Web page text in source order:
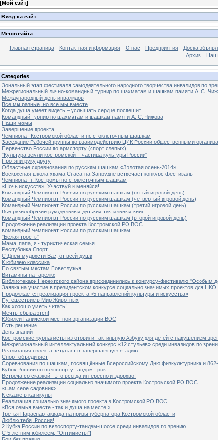
[Мой сайт]
Вход на сайт
Меню сайта
Главная страница Контактная информация О нас Предприятия
Доска
Архив
Categories
Зональный этап фестиваля самодеятельного народного творчества инвалидов по
Межрегиональный лично-командный турнир по шахматам и шашкам памяти А. С.
Международный день инвалидов
Все мы разные, но все мы вместе
Когда душа умеет видеть – услышать сердце поспешит
Командный турнир по шахматам и шашкам памяти А. С. Чижова
Наши мамы
Завершение проекта
Чемпионат Костромской области по стоклеточным шашкам
Заседание Рабочей группы по взаимодействию ЦИК России общественными
Первенство России по армспорту (спорт слепых)
"Культура земли костромской – частица культуры России"
Протяни руку другу
Областные соревнования по русским шашкам «Золотая осень-2014»
Воскресная школа храма Спаса-на-Запрудне встречает конкурс-фестиваль
Чемпионат г. Костромы по стоклеточным шашкам
«Ночь искусств». Участвуй и меняйся!
Командный Чемпионат России по русским шашкам (пятый игровой день)
Командный Чемпионат России по русским шашкам (четвёртый игровой день)
Командный Чемпионат России по русским шашкам (третий игровой день)
Всё разнообразие рукодельных детских тактильных книг
Командный Чемпионат России по русским шашкам (второй игровой день)
Продолжение реализации проекта Костромской РО ВОС
Командный Чемпионат России по русским шашкам
"Белая трость"
Мама, папа, я - туристическая семья
Республика Спорт
С Днём мудрости Вас, от всей души
К юбилею классика
По святым местам Поветлужья
Витамины на тарелке
Библиотекари Нерехтского района присоединились к конкурсу-фестивалю "Особым
Заявка на участие в президентском конкурсе социально значимых проектов для НКО
Продолжается реализация проекта «5 направлений культуры и искусства»
Путешествие в Мир Животных
Как хорошо уметь читать!
Мечты сбываются!
Юбилей Галичской местной организации ВОС
Есть решение
День знаний
Костромские журналисты изготовили тактильную Азбуку для детей с нарушением
Межрегиональный интеллектуальный конкурс «12 стульев» среди инвалидов по
Реализация проекта вступает в завершающую стадию
Спорт объединяет
Соревнования по шашкам, посвящённые Всероссийскому Дню физкультурника и
Кубок России по велоспорту-тандем-трек
Встреча со сказкой - это всегда интересно и здорово!
Продолжение реализации социально значимого проекта Костромской РО ВОС
«Сам себе садовник»
К сказке в каникулы
Реализация социально значимого проекта в Костромской РО ВОС
«Вся семья вместе - так и душа на месте!»
Третья Параспартакиада на призы губернатора Костромской области
Люблю тебя, Россия!
2 Кубка России по велоспорту-тандем-шоссе среди инвалидов по зрению
С 5-летним юбилеем, "Оптимисты"!